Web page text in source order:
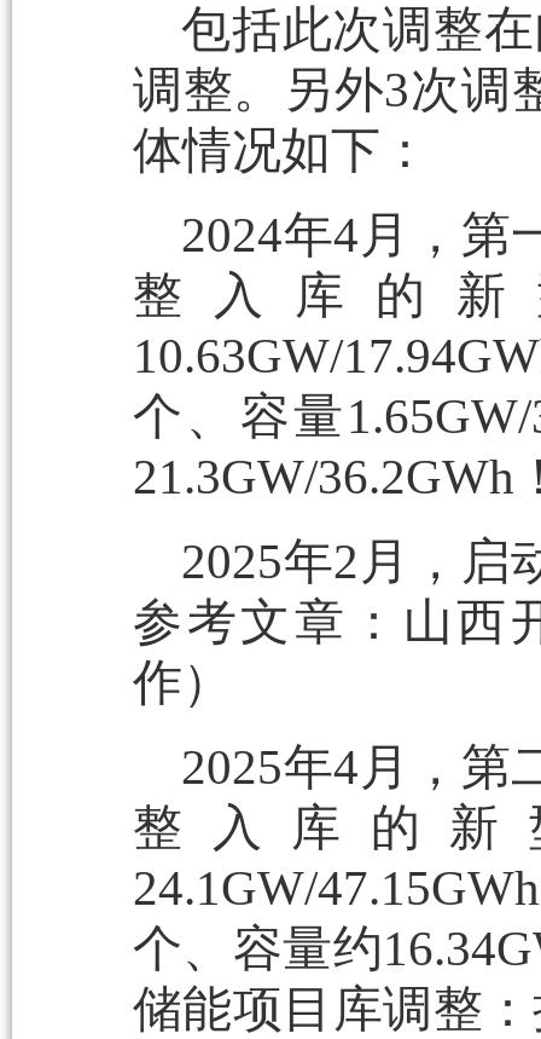
包括此次调整
调整。另外3次调
体情况如下：
2024年4月，第
整入库的
10.63GW/
个、容量
21.3GW/
2025年2月，启
参考文章：山西
作）
2025年4月，第
整入库的新
24.1GW/
个、容量约
储能项目库调整：